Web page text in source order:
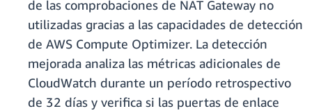
de las comprobaciones de NAT Gateway no
utilizadas gracias a las capacidades de detección
de AWS Compute Optimizer. La detección
mejorada analiza las métricas adicionales de
CloudWatch durante un período retrospectivo
de 32 días y verifica si las puertas de enlace